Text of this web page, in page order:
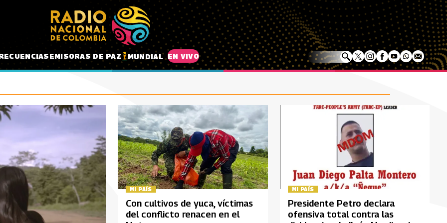
EMISORAS DE PAZ MUNDIAL EN VIVO
MI PAÍS
Con cultivos de yuca, víctimas
del conflicto renacen en el
MI PAÍS
Presidente Petro declara
ofensiva total contra las